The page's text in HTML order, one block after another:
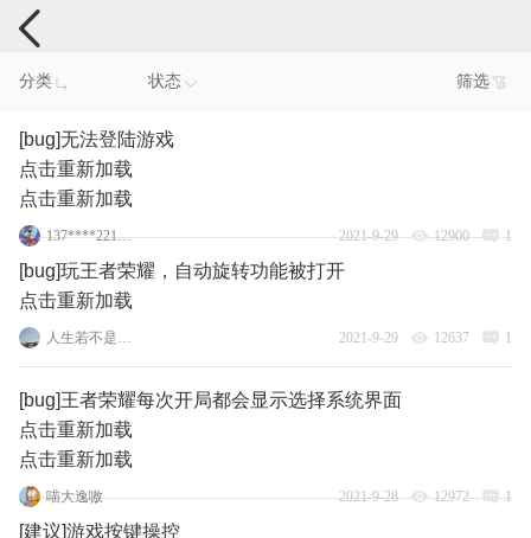
手机反馈
分类 状态 筛选
[bug]无法登陆游戏
点击重新加载
点击重新加载
137****2216_2 2021-9-29 12900 1
[bug]玩王者荣耀，自动旋转功能被打开
点击重新加载
人生若不是选择 2021-9-29 12637 1
[bug]王者荣耀每次开局都会显示选择系统界面
点击重新加载
点击重新加载
喵大逸嗷 2021-9-28 12972 1
[建议]游戏按键操控